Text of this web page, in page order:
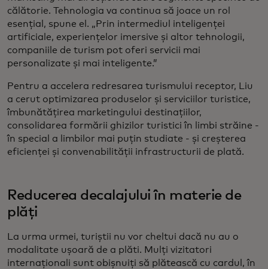
călătorie. Tehnologia va continua să joace un rol
esențial, spune el. „Prin intermediul inteligenței
artificiale, experiențelor imersive și altor tehnologii,
companiile de turism pot oferi servicii mai
personalizate și mai inteligente.”
Pentru a accelera redresarea turismului receptor, Liu
a cerut optimizarea produselor și serviciilor turistice,
îmbunătățirea marketingului destinațiilor,
consolidarea formării ghizilor turistici în limbi străine -
în special a limbilor mai puțin studiate - și creșterea
eficienței și convenabilității infrastructurii de plată.
Reducerea decalajului în materie de
plăți
La urma urmei, turiștii nu vor cheltui dacă nu au o
modalitate ușoară de a plăti. Mulți vizitatori
internaționali sunt obișnuiți să plătească cu cardul, în